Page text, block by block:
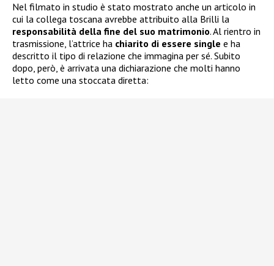
Nel filmato in studio è stato mostrato anche un articolo in
cui la collega toscana avrebbe attribuito alla Brilli la
responsabilità della fine del suo matrimonio. Al rientro in
trasmissione, l’attrice ha chiarito di essere single e ha
descritto il tipo di relazione che immagina per sé. Subito
dopo, però, è arrivata una dichiarazione che molti hanno
letto come una stoccata diretta: